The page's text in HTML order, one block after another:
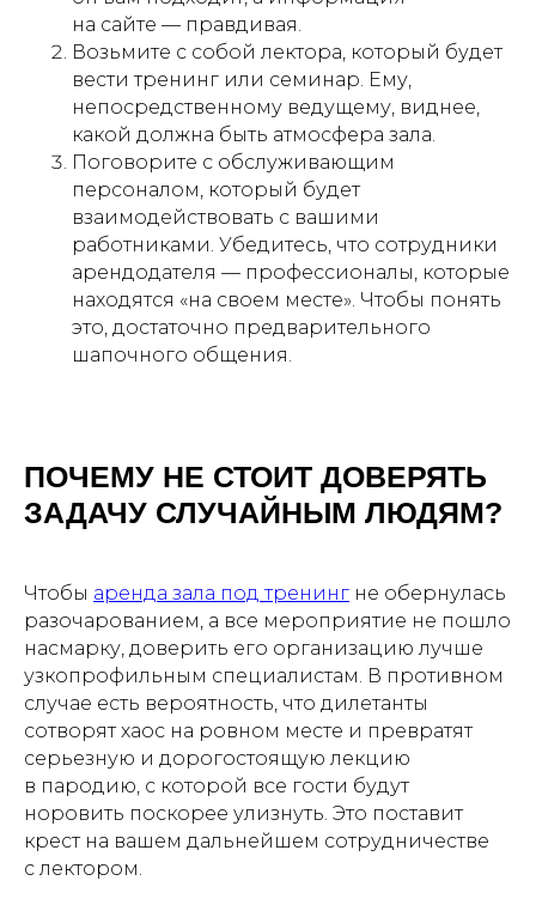
на сайте — правдивая.
Возьмите с собой лектора, который будет
вести тренинг или семинар. Ему,
непосредственному ведущему, виднее,
какой должна быть атмосфера зала.
Поговорите с обслуживающим
персоналом, который будет
взаимодействовать с вашими
работниками. Убедитесь, что сотрудники
арендодателя — профессионалы, которые
находятся «на своем месте». Чтобы понять
это, достаточно предварительного
шапочного общения.
ПОЧЕМУ НЕ СТОИТ ДОВЕРЯТЬ
ЗАДАЧУ СЛУЧАЙНЫМ ЛЮДЯМ?
Чтобы аренда зала под тренинг не обернулась
разочарованием, а все мероприятие не пошло
насмарку, доверить его организацию лучше
узкопрофильным специалистам. В противном
случае есть вероятность, что дилетанты
сотворят хаос на ровном месте и превратят
серьезную и дорогостоящую лекцию
в пародию, с которой все гости будут
норовить поскорее улизнуть. Это поставит
крест на вашем дальнейшем сотрудничестве
с лектором.
КОКТЕЙЛИ, ЛИМОНАДЫ
И НАПИТКИ НА ВАШЕ
МЕРОПРИЯТИЕ
подробнее
ЛОФТЫ НАПРЯМУЮ
ОТ ВЛАДЕЛЬЦЕВ
подробнее
СОБЫТИЮ
подробнее